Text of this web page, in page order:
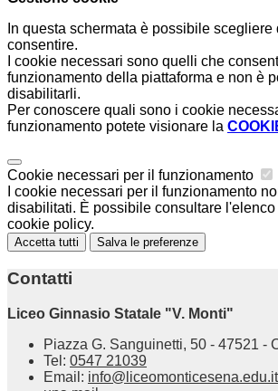
In questa schermata è possibile
consentire.
I cookie necessari sono quelli che
funzionamento della piattaforma e non è
disabilitarli.
Per conoscere quali sono i cookie
funzionamento potete visionare la
Cookie necessari per il funzionamento
I cookie necessari per il funzionamento
disabilitati. È possibile consultare
cookie policy.
Accetta tutti Salva le preferenze
Contatti
Liceo Ginnasio Statale "V. Monti"
Piazza G. Sanguinetti, 50 - 47521 -
Tel: 0547 21039
Email: info@liceomonticesena.edu.it